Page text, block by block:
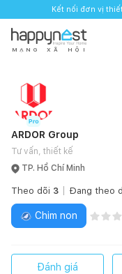
Kết nối đơn vị
M Ạ N G X Ã H Ộ I
ARDOR Group
Tư vấn, thiết kế
TP. Hồ Chí Minh
Theo dõi 3 Đang theo
Chim non
Đánh giá